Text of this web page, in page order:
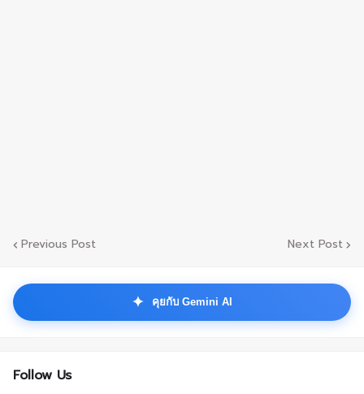
Previous Post Next Post
✦ คุยกับ Gemini AI
Follow Us